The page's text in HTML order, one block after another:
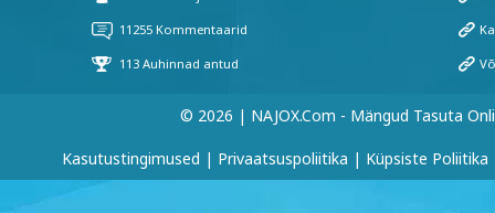
© 2026 | NAJOX.com - Mängud Tasuta
Kasutustingimused | Privaatsuspoliitika | Küpsiste Poliitika